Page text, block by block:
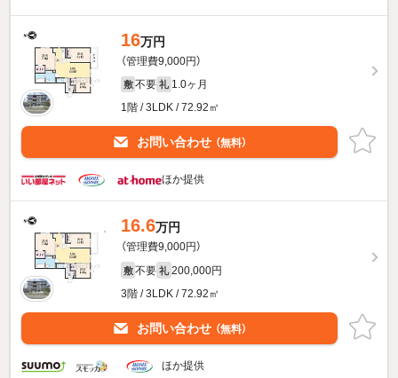
16万円
（管理費9,000円）
敷 不要 礼 1.0ヶ月
1階 / 3LDK / 72.92㎡
お問い合わせ （無料）
ほか提供
16.6万円
（管理費9,000円）
敷 不要 礼 200,000円
3階 / 3LDK / 72.92㎡
お問い合わせ （無料）
ほか提供